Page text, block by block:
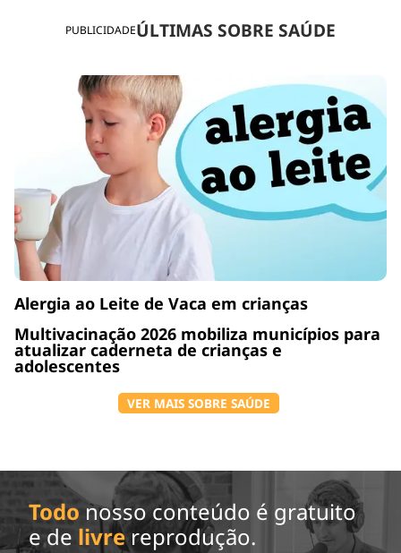
PUBLICIDADEÚLTIMAS SOBRE SAÚDE
Alergia ao Leite de Vaca em crianças
Multivacinação 2026 mobiliza municípios para
atualizar caderneta de crianças e
adolescentes
VER MAIS SOBRE SAÚDE
Todo nosso conteúdo é gratuito
e de livrereprodução.